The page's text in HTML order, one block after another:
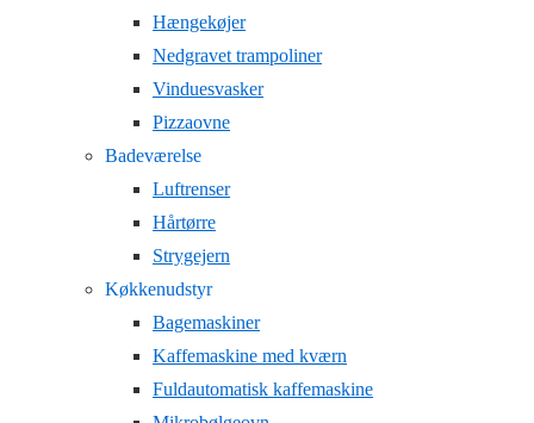
Hængekøjer
Nedgravet trampoliner
Vinduesvasker
Pizzaovne
Badeværelse
Luftrenser
Hårtørre
Strygejern
Køkkenudstyr
Bagemaskiner
Kaffemaskine med kværn
Fuldautomatisk kaffemaskine